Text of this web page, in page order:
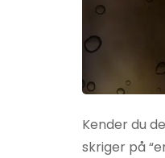
Kender du
skriger på